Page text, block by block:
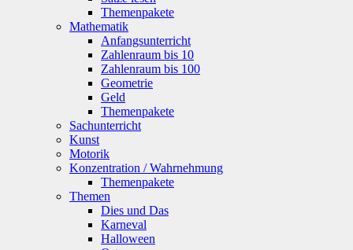
Themenpakete
Mathematik
Anfangsunterricht
Zahlenraum bis 10
Zahlenraum bis 100
Geometrie
Geld
Themenpakete
Sachunterricht
Kunst
Motorik
Konzentration / Wahrnehmung
Themenpakete
Themen
Dies und Das
Karneval
Halloween